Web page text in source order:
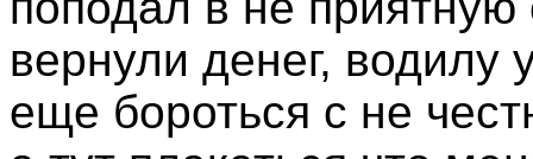
вернули денег,
еще бороться с не